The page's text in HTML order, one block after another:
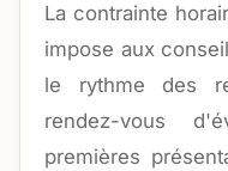
La contrainte
impose aux
le rythme des
rendez-vous
premières